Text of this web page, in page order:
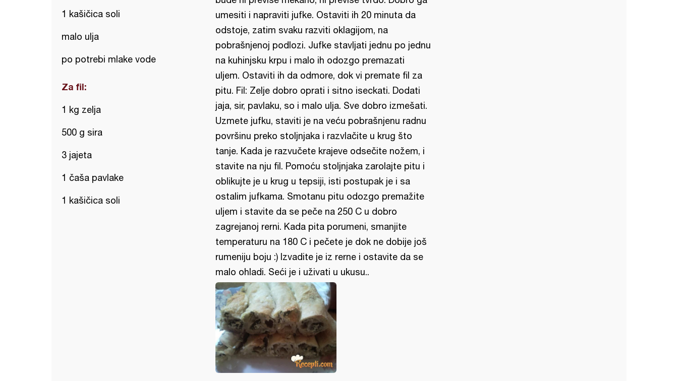
1 kašičica soli
malo ulja
po potrebi mlake vode
Za fil:
1 kg zelja
500 g sira
3 jajeta
1 čaša pavlake
1 kašičica soli
umesiti i napraviti jufke. Ostaviti ih 20 minuta da
odstoje, zatim svaku razviti oklagijom, na
pobrašnjenoj podlozi. Jufke stavljati jednu po jednu
na kuhinjsku krpu i malo ih odozgo premazati
uljem. Ostaviti ih da odmore, dok vi premate fil za
pitu. Fil: Zelje dobro oprati i sitno iseckati. Dodati
jaja, sir, pavlaku, so i malo ulja. Sve dobro izmešati.
Uzmete jufku, staviti je na veću pobrašnjenu radnu
površinu preko stoljnjaka i razvlačite u krug što
tanje. Kada je razvučete krajeve odsečite nožem, i
stavite na nju fil. Pomoću stoljnjaka zarolajte pitu i
oblikujte je u krug u tepsiji, isti postupak je i sa
ostalim jufkama. Smotanu pitu odozgo premažite
uljem i stavite da se peče na 250 C u dobro
zagrejanoj rerni. Kada pita porumeni, smanjite
temperaturu na 180 C i pečete je dok ne dobije još
rumeniju boju :) Izvadite je iz rerne i ostavite da se
malo ohladi. Seći je i uživati u ukusu..